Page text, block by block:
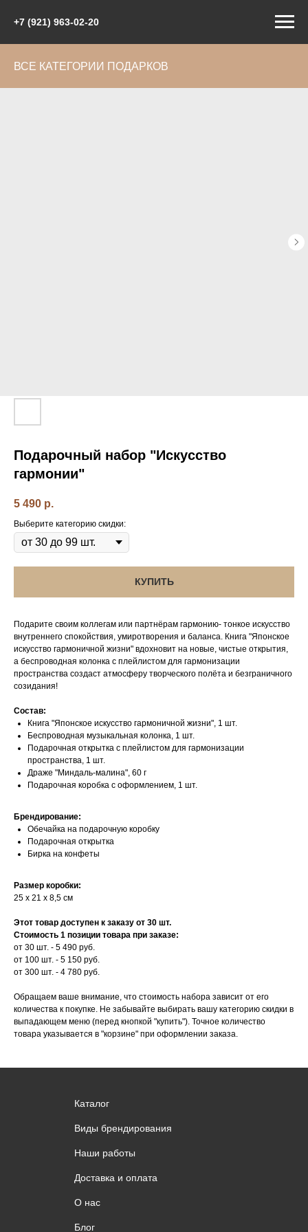
+7 (921) 963-02-20
ВСЕ КАТЕГОРИИ ПОДАРКОВ
Подарочный набор "Искусство
гармонии"
5 490 р.
Выберите категорию скидки:
КУПИТЬ
Подарите своим коллегам или партнёрам гармонию- тонкое искусство
внутреннего спокойствия, умиротворения и баланса. Книга "Японское
искусство гармоничной жизни" вдохновит на новые, чистые открытия,
а беспроводная колонка с плейлистом для гармонизации
пространства создаст атмосферу творческого полёта и безграничного
созидания!
Состав:
Книга "Японское искусство гармоничной жизни", 1 шт.
Беспроводная музыкальная колонка, 1 шт.
Подарочная открытка с плейлистом для гармонизации
пространства, 1 шт.
Драже "Миндаль-малина", 60 г
Подарочная коробка с оформлением, 1 шт.
Брендирование:
Обечайка на подарочную коробку
Подарочная открытка
Бирка на конфеты
Размер коробки:
25 х 21 х 8,5 см
Этот товар доступен к заказу от 30 шт.
Стоимость 1 позиции товара при заказе:
от 30 шт. - 5 490 руб.
от 100 шт. - 5 150 руб.
от 300 шт. - 4 780 руб.
Обращаем ваше внимание, что стоимость набора зависит от его
количества к покупке. Не забывайте выбирать вашу категорию скидки в
выпадающем меню (перед кнопкой "купить"). Точное количество
товара указывается в "корзине" при оформлении заказа.
О нас
Каталог
Виды брендирования
Наши работы
Доставка и оплата
Блог